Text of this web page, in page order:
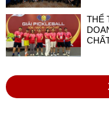
THỂ